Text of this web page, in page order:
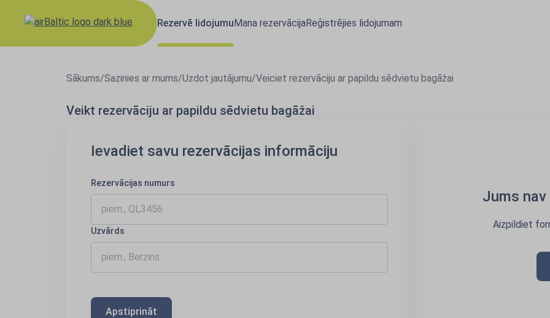
Rezervē lidojumuMana rezervācijaReģistrējies lidojumam
Sākums/Sazinies ar mums/Uzdot jautājumu/Veiciet rezervāciju ar papildu sēdvietu bagāžai
Veikt rezervāciju ar papildu sēdvietu bagāžai
Ievadiet savu rezervācijas informāciju
Rezervācijas numurs
Uzvārds
Apstiprināt
Jums nav
Aizpildiet